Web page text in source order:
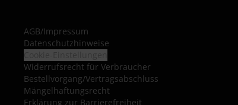
AGB/Impressum
Datenschutzhinweise
Widerrufsrecht für Verbraucher
Bestellvorgang/Vertragsabschluss
Mängelhaftungsrecht
Erklärung zur Barrierefreiheit